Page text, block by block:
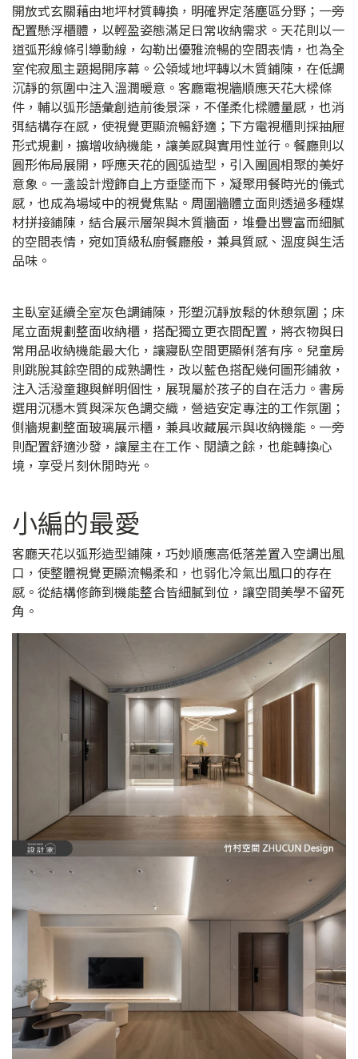
開放式玄關藉由地坪材質轉換，明確界定落塵區分野；一旁
配置懸浮櫃體，以輕盈姿態滿足日常收納需求。天花則以一
道弧形線條引導動線，勾勒出優雅流暢的空間表情，也為全
室侘寂風主題揭開序幕。公領域地坪轉以木質鋪陳，在低調
沉靜的氛圍中注入溫潤暖意。客廳電視牆順應天花大樑條
件，輔以弧形語彙創造前後景深，不僅柔化樑體量感，也消
弭結構存在感，使視覺更顯流暢舒適；下方電視櫃則採抽屜
形式規劃，擴增收納機能，讓美感與實用性並行。餐廳則以
圓形佈局展開，呼應天花的圓弧造型，引入團圓相聚的美好
意象。一盞設計燈飾自上方垂墜而下，凝聚用餐時光的儀式
感，也成為場域中的視覺焦點。周圍牆體立面則透過多種媒
材拼接鋪陳，結合展示層架與木質牆面，堆疊出豐富而細膩
的空間表情，宛如頂級私廚餐廳般，兼具質感、溫度與生活
品味。
主臥室延續全室灰色調鋪陳，形塑沉靜放鬆的休憩氛圍；床
尾立面規劃整面收納櫃，搭配獨立更衣間配置，將衣物與日
常用品收納機能最大化，讓寢臥空間更顯俐落有序。兒童房
則跳脫其餘空間的成熟調性，改以藍色搭配幾何圖形鋪敘，
注入活潑童趣與鮮明個性，展現屬於孩子的自在活力。書房
選用沉穩木質與深灰色調交織，營造安定專注的工作氛圍；
側牆規劃整面玻璃展示櫃，兼具收藏展示與收納機能。一旁
則配置舒適沙發，讓屋主在工作、閱讀之餘，也能轉換心
境，享受片刻休閒時光。
小編的最愛
客廳天花以弧形造型鋪陳，巧妙順應高低落差置入空調出風
口，使整體視覺更顯流暢柔和，也弱化冷氣出風口的存在
感。從結構修飾到機能整合皆細膩到位，讓空間美學不留死
角。